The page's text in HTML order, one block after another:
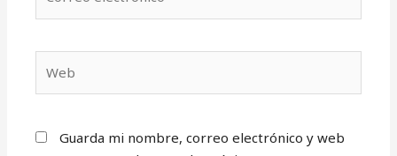
electrónico*
Guarda mi nombre, correo electrónico y web